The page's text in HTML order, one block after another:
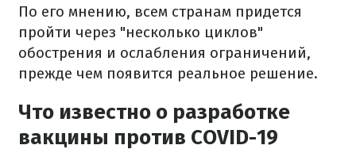
По его мнению, всем странам придется
пройти через "несколько циклов"
обострения и ослабления ограничений,
прежде чем появится реальное решение.
Что известно о разработке
вакцины против COVID-19